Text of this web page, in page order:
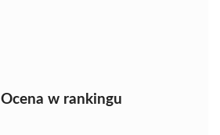
Ocena w rankingu